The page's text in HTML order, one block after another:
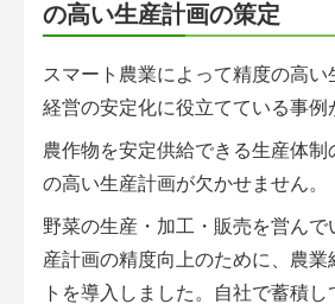
コラム・事例集
農業一問一答
アグリウェブ経営診断
の高い生産計画の策定
スマート農業によって精度の高い
経営の安定化に役立てている事例
農作物を安定供給できる生産体制
の高い生産計画が欠かせません。
野菜の生産・加工・販売を営んで
産計画の精度向上のために、農業
トを導入しました。自社で蓄積